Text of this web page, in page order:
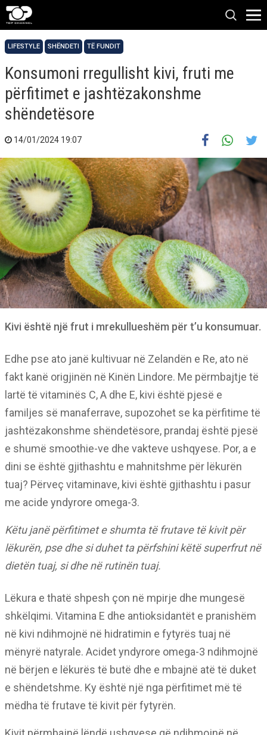
LIFESTYLE SHËNDETI TË FUNDIT
Konsumoni rregullisht kivi, fruti me
përfitimet e jashtëzakonshme
shëndetësore
14/01/2024 19:07
Kivi është një frut i mrekullueshëm për t’u konsumuar.
Edhe pse ato janë kultivuar në Zelandën e Re, ato në
fakt kanë origjinën në Kinën Lindore. Me përmbajtje të
lartë të vitaminës C, A dhe E, kivi është pjesë e
familjes së manaferrave, supozohet se ka përfitime të
jashtëzakonshme shëndetësore, prandaj është pjesë
e shumë smoothie-ve dhe vakteve ushqyese. Por, a e
dini se është gjithashtu e mahnitshme për lëkurën
tuaj? Përveç vitaminave, kivi është gjithashtu i pasur
me acide yndyrore omega-3.
Këtu janë përfitimet e shumta të frutave të kivit për
lëkurën, pse dhe si duhet ta përfshini këtë superfrut në
dietën tuaj, si dhe në rutinën tuaj.
Lëkura e thatë shpesh çon në mpirje dhe mungesë
shkëlqimi. Vitamina E dhe antioksidantët e pranishëm
në kivi ndihmojnë në hidratimin e fytyrës tuaj në
mënyrë natyrale. Acidet yndyrore omega-3 ndihmojnë
në bërjen e lëkurës të butë dhe e mbajnë atë të duket
e shëndetshme. Ky është një nga përfitimet më të
mëdha të frutave të kivit për fytyrën.